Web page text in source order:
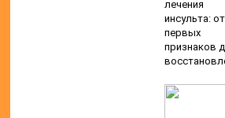
лечения
инсульта: от
первых
признаков